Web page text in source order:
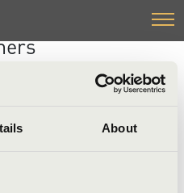
About
tagjai mind profi jazz-, illetve
is van! Ebből a
mesélnek a jazz